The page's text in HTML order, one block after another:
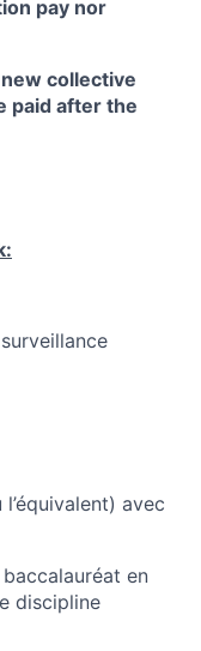
pay nor
collective
paid after the
avec
en
discipline